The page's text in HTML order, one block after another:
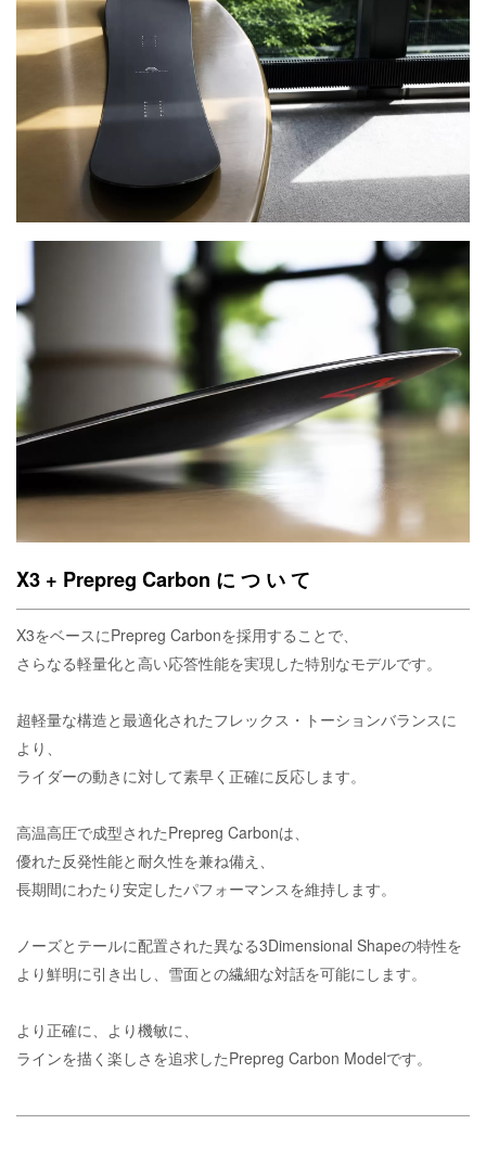
X3 + Prepreg Carbon に つ い て
X3をベースにPrepreg Carbonを採用することで、
さらなる軽量化と高い応答性能を実現した特別なモデルです。
超軽量な構造と最適化されたフレックス・トーションバランスに
より、
ライダーの動きに対して素早く正確に反応します。
高温高圧で成型されたPrepreg Carbonは、
優れた反発性能と耐久性を兼ね備え、
長期間にわたり安定したパフォーマンスを維持します。
ノーズとテールに配置された異なる3Dimensional Shapeの特性を
より鮮明に引き出し、 雪面との繊細な対話を可能にします。
より正確に、より機敏に、
ラインを描く楽しさを追求したPrepreg Carbon Modelです。